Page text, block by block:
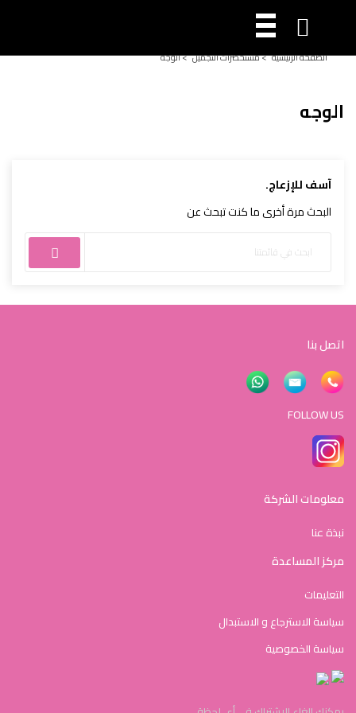

الصفحة الرئيسية >مستحضرات التجميل >الوجه
الوجه
آسف للإزعاج.
البحث مرة أخرى ما كنت تبحث عن
اتصل بنا
FOLLOW US
معلومات الشركة
نبذة عنا
مركز المساعدة
التعليمات
سياسة الاسترجاع و الاستبدال
سياسة الخصوصية